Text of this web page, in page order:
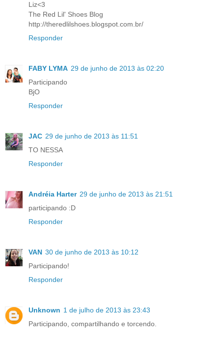
Liz<3
The Red Lil' Shoes Blog
http://theredlilshoes.blogspot.com.br/
Responder
FABY LYMA 29 de junho de 2013 às 02:20
Participando
BjO
Responder
JAC 29 de junho de 2013 às 11:51
TO NESSA
Responder
Andréia Harter 29 de junho de 2013 às 21:51
participando :D
Responder
VAN 30 de junho de 2013 às 10:12
Participando!
Responder
Unknown 1 de julho de 2013 às 23:43
Participando, compartilhando e torcendo.